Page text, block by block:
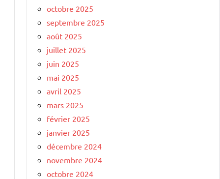
octobre 2025
septembre 2025
août 2025
juillet 2025
juin 2025
mai 2025
avril 2025
mars 2025
février 2025
janvier 2025
décembre 2024
novembre 2024
octobre 2024